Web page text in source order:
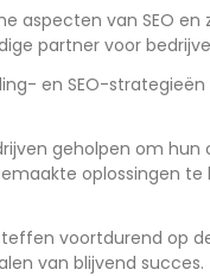
aspecten van SEO
partner voor
en SEO-
geholpen om
oplossingen
voortdurend op
van blijvend succes.